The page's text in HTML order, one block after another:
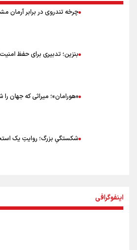
چرخه تندروی در برابر آرمان
بنزین؛ تدبیری برای حفظ
«هورامان»؛ میراثی که جهان را
شکستگیِ بزرگ؛ روایتِ یک
اینفوگرافی